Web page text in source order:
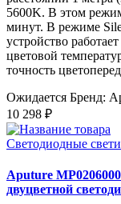
5600K. В этом
минут. В режиме
устройство
цветовой
точность
Ожидается Бренд:
10 298 ₽
Светодиодные
Aputure
двуцветной